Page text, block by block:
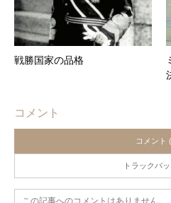
戦勝国家の品格
コメント
コメント
トラックバ